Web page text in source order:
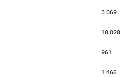
3 069
18 028
961
1 466